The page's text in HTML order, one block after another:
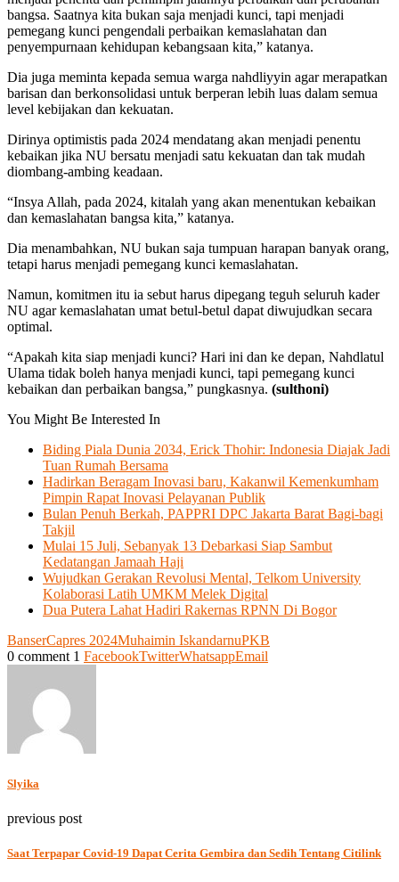
bangsa. Saatnya kita bukan saja menjadi kunci, tapi menjadi
pemegang kunci pengendali perbaikan kemaslahatan dan
penyempurnaan kehidupan kebangsaan kita,” katanya.
Dia juga meminta kepada semua warga nahdliyyin agar merapatkan
barisan dan berkonsolidasi untuk berperan lebih luas dalam semua
level kebijakan dan kekuatan.
Dirinya optimistis pada 2024 mendatang akan menjadi penentu
kebaikan jika NU bersatu menjadi satu kekuatan dan tak mudah
diombang-ambing keadaan.
“Insya Allah, pada 2024, kitalah yang akan menentukan kebaikan
dan kemaslahatan bangsa kita,” katanya.
Dia menambahkan, NU bukan saja tumpuan harapan banyak orang,
tetapi harus menjadi pemegang kunci kemaslahatan.
Namun, komitmen itu ia sebut harus dipegang teguh seluruh kader
NU agar kemaslahatan umat betul-betul dapat diwujudkan secara
optimal.
“Apakah kita siap menjadi kunci? Hari ini dan ke depan, Nahdlatul
Ulama tidak boleh hanya menjadi kunci, tapi pemegang kunci
kebaikan dan perbaikan bangsa,” pungkasnya. (sulthoni)
You Might Be Interested In
Biding Piala Dunia 2034, Erick Thohir: Indonesia Diajak Jadi
Tuan Rumah Bersama
Hadirkan Beragam Inovasi baru, Kakanwil Kemenkumham
Pimpin Rapat Inovasi Pelayanan Publik
Bulan Penuh Berkah, PAPPRI DPC Jakarta Barat Bagi-bagi
Takjil
Mulai 15 Juli, Sebanyak 13 Debarkasi Siap Sambut
Kedatangan Jamaah Haji
Wujudkan Gerakan Revolusi Mental, Telkom University
Kolaborasi Latih UMKM Melek Digital
Dua Putera Lahat Hadiri Rakernas RPNN Di Bogor
BanserCapres 2024Muhaimin IskandarnuPKB
0 comment 1 FacebookTwitterWhatsappEmail
Slyika
previous post
Saat Terpapar Covid-19 Dapat Cerita Gembira dan Sedih Tentang Citilink